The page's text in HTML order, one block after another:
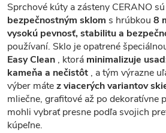
Sprchové kúty a zásteny CERANO
bezpečnostným sklom s hrúbkou 8
vysokú pevnosť, stabilitu a
používaní. Sklo je opatrené
Easy Clean , ktorá minimalizuje
kameňa a nečistôt , a tým výrazne
výber mátez viacerých variantov
mliečne, grafitové až po dekoratívne
mohli vybrať presne podľa svojich
kúpeľne.